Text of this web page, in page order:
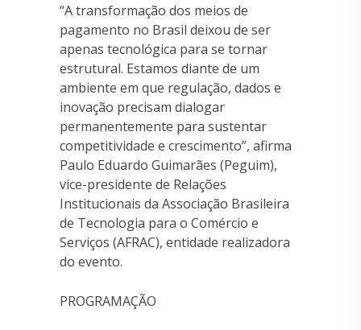
“A transformação dos meios de
pagamento no Brasil deixou de ser
apenas tecnológica para se tornar
estrutural. Estamos diante de um
ambiente em que regulação, dados e
inovação precisam dialogar
permanentemente para sustentar
competitividade e crescimento”, afirma
Paulo Eduardo Guimarães (Peguim),
vice-presidente de Relações
Institucionais da Associação Brasileira
de Tecnologia para o Comércio e
Serviços (AFRAC), entidade realizadora
do evento.
PROGRAMAÇÃO